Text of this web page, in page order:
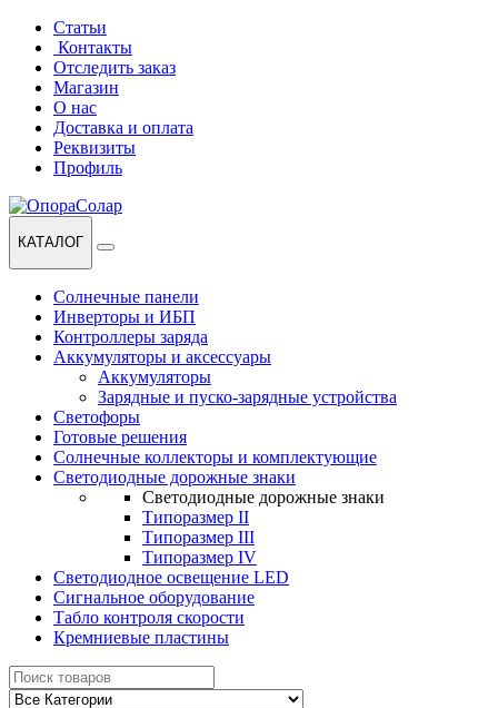
Перейти
навигации
Перейти
содержанию
Статьи
Контакты
Отследить заказ
Магазин
О нас
Доставка и оплата
Реквизиты
Профиль
КАТАЛОГ
Солнечные панели
Инверторы и ИБП
Контроллеры заряда
Аккумуляторы и аксессуары
Аккумуляторы
Зарядные и пуско-зарядные устройства
Светофоры
Готовые решения
Солнечные коллекторы и комплектующие
Светодиодные дорожные знаки
Светодиодные дорожные знаки
Типоразмер II
Типоразмер III
Типоразмер IV
Светодиодное освещение LED
Сигнальное оборудование
Табло контроля скорости
Кремниевые пластины
Найти: